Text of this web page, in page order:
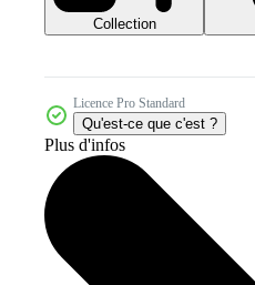
Collection
Licence Pro Standard
Qu'est-ce que c'est ?
Plus d'infos